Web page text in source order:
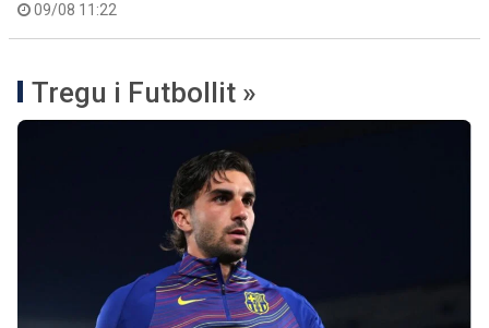
09/08 11:22
Tregu i Futbollit »